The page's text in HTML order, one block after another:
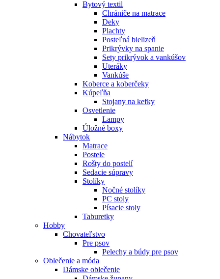
Bytový textil
Chrániče na matrace
Deky
Plachty
Posteľná bielizeň
Prikrývky na spanie
Sety prikrývok a vankúšov
Uteráky
Vankúše
Koberce a koberčeky
Kúpeľňa
Stojany na kefky
Osvetlenie
Lampy
Úložné boxy
Nábytok
Matrace
Postele
Rošty do postelí
Sedacie súpravy
Stolíky
Nočné stolíky
PC stoly
Písacie stoly
Taburetky
Hobby
Chovateľstvo
Pre psov
Pelechy a búdy pre psov
Oblečenie a móda
Dámske oblečenie